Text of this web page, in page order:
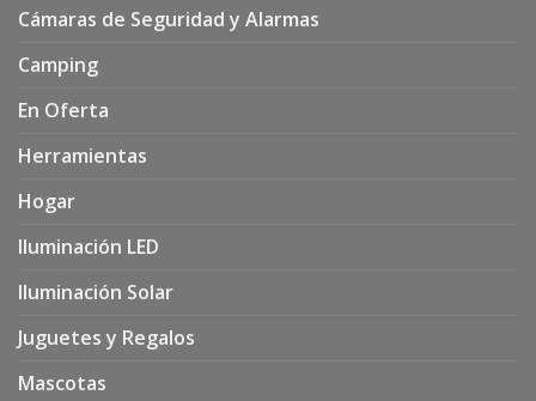
Cámaras de Seguridad y Alarmas
Camping
En Oferta
Herramientas
Hogar
Iluminación LED
Iluminación Solar
Juguetes y Regalos
Mascotas